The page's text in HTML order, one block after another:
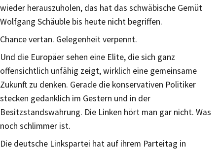
wieder herauszuholen, das hat das schwäbische Gemüt
Wolfgang Schäuble bis heute nicht begriffen.
Chance vertan. Gelegenheit verpennt.
Und die Europäer sehen eine Elite, die sich ganz
offensichtlich unfähig zeigt, wirklich eine gemeinsame
Zukunft zu denken. Gerade die konservativen Politiker
stecken gedanklich im Gestern und in der
Besitzstandswahrung. Die Linken hört man gar nicht. Was
noch schlimmer ist.
Die deutsche Linkspartei hat auf ihrem Parteitag in